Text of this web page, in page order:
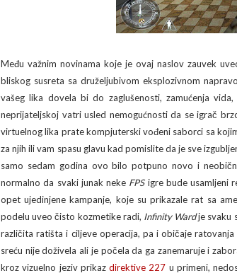
Među važnim novinama koje je ovaj naslov zauvek
bliskog susreta sa druželjubivom eksplozivnom
vašeg lika dovela bi do zaglušenosti, zamućenja
neprijateljskoj vatri usled nemogućnosti da se igrač
virtuelnog lika prate kompjuterski vođeni saborci sa
za njih ili vam spasu glavu kad pomislite da je sve
samo sedam godina ovo bilo potpuno novo i
normalno da svaki junak neke FPSigre bude usamljeni
opet ujedinjene kampanje, koje su prikazale rat sa
podelu uveo čisto kozmetike radi, Infinity Wardje svaku
različita ratišta i ciljeve operacija, pa i običaje
sreću nije doživela ali je počela da ga zanemaruje i
kroz vizuelno jeziv prikazdirektive 227 u primeni,